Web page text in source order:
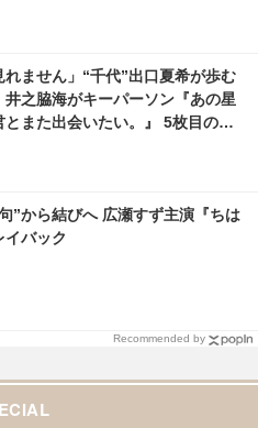
れません」“千代”出口夏希が歩む
井之脇海がキーパーソン『あの星
とまた出会いたい。』 5枚目の写
”から結びへ 広瀬すず主演『ちは
イバック
Recommended by